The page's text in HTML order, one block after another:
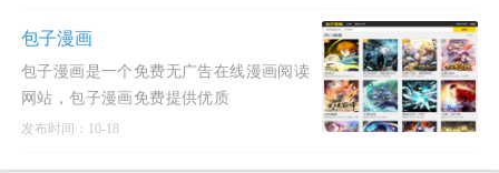
包子漫画
包子漫画是一个免费无广告在线漫画阅读
网站，包子漫画免费提供优质
发布时间：10-18